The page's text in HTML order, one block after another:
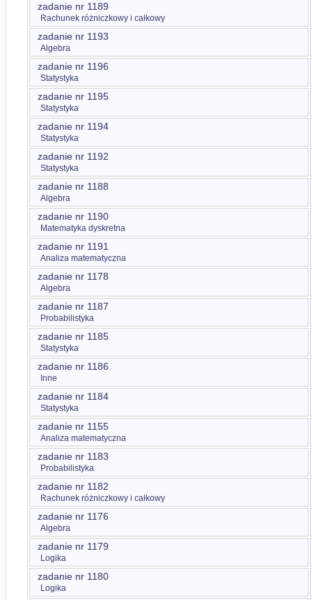
zadanie nr 1189
Rachunek różniczkowy i całkowy
zadanie nr 1193
Algebra
zadanie nr 1196
Statystyka
zadanie nr 1195
Statystyka
zadanie nr 1194
Statystyka
zadanie nr 1192
Statystyka
zadanie nr 1188
Algebra
zadanie nr 1190
Matematyka dyskretna
zadanie nr 1191
Analiza matematyczna
zadanie nr 1178
Algebra
zadanie nr 1187
Probabilistyka
zadanie nr 1185
Statystyka
zadanie nr 1186
Inne
zadanie nr 1184
Statystyka
zadanie nr 1155
Analiza matematyczna
zadanie nr 1183
Probabilistyka
zadanie nr 1182
Rachunek różniczkowy i całkowy
zadanie nr 1176
Algebra
zadanie nr 1179
Logika
zadanie nr 1180
Logika